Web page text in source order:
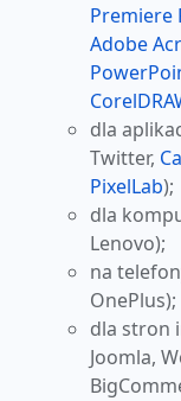
Premiere
Adobe
dla
Twitter,
PixelLab);
dla
Lenovo);
na
OnePlus);
dla stron
Joomla,